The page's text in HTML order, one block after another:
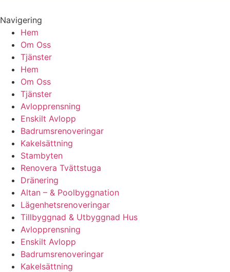
Navigering
Hem
Om Oss
Tjänster
Hem
Om Oss
Tjänster
Avlopprensning
Enskilt Avlopp
Badrumsrenoveringar
Kakelsättning
Stambyten
Renovera Tvättstuga
Dränering
Altan – & Poolbyggnation
Lägenhetsrenoveringar
Tillbyggnad & Utbyggnad Hus
Avlopprensning
Enskilt Avlopp
Badrumsrenoveringar
Kakelsättning